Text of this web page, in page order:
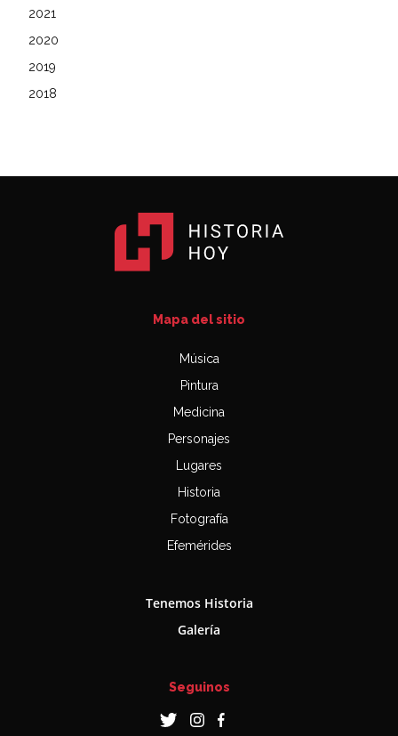
2021
2020
2019
2018
Mapa del sitio
Música
Pintura
Medicina
Personajes
Lugares
Historia
Fotografía
Efemérides
Tenemos Historia
Galería
Seguinos